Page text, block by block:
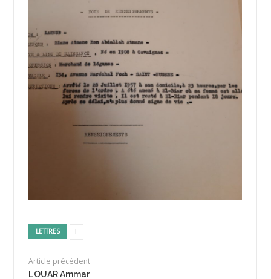
LETTRES L
Article précédent
LOUAR Ammar